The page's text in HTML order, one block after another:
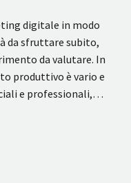
digitale in modo
da sfruttare subito,
da valutare. In
produttivo è vario e
e professionali,…